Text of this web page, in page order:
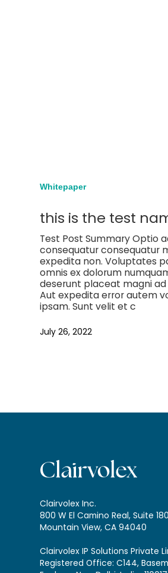
Whitepaper
this is the test
Test Post Summary Optio
consequatur consequatur
expedita non. Voluptates
omnis ex dolorum
deserunt placeat magni
Aut expedita error autem
ipsam. Sunt velit et c
July 26, 2022
Clairvolex Inc.
800 W El Camino Real, Suite 180
Mountain View, CA 94040
Clairvolex IP Solutions Private
Registered Office: C144,